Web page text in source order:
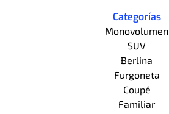
Categorías
Monovolumen
SUV
Berlina
Furgoneta
Coupé
Familiar